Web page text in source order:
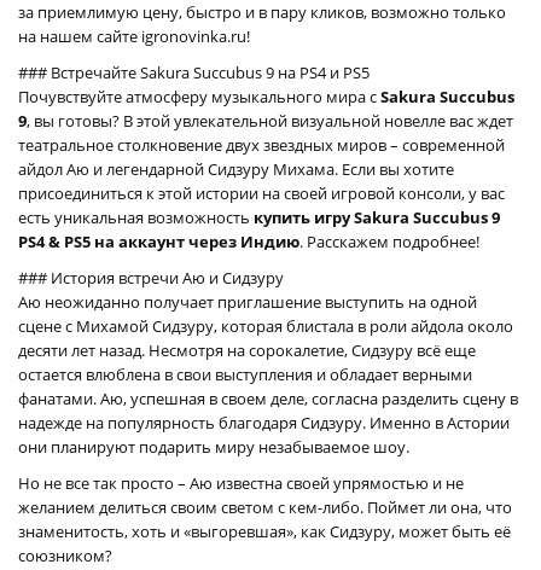
за приемлимую цену, быстро и в пару кликов, возможно только
на нашем сайте igronovinka.ru!
### Встречайте Sakura Succubus 9 на PS4 и PS5
Почувствуйте атмосферу музыкального мира сSakura Succubus
9, вы готовы? В этой увлекательной визуальной новелле вас ждет
театральное столкновение двух звездных миров – современной
айдол Аю и легендарной Сидзуру Михама. Если вы хотите
присоединиться к этой истории на своей игровой консоли, у вас
есть уникальная возможность купить игру Sakura Succubus 9
PS4 & PS5 на аккаунт через Индию. Расскажем подробнее!
### История встречи Аю и Сидзуру
Аю неожиданно получает приглашение выступить на одной
сцене с Михамой Сидзуру, которая блистала в роли айдола около
десяти лет назад. Несмотря на сорокалетие, Сидзуру всё еще
остается влюблена в свои выступления и обладает верными
фанатами. Аю, успешная в своем деле, согласна разделить сцену в
надежде на популярность благодаря Сидзуру. Именно в Астории
они планируют подарить миру незабываемое шоу.
Но не все так просто – Аю известна своей упрямостью и не
желанием делиться своим светом с кем-либо. Поймет ли она, что
знаменитость, хоть и «выгоревшая», как Сидзуру, может быть её
союзником?